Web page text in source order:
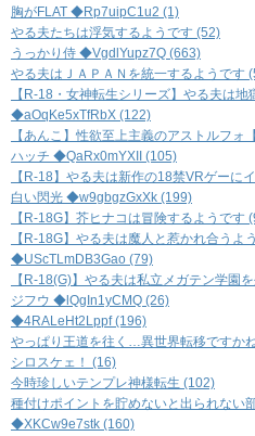
胸がFLAT ◆Rp7uipC1u2 (1)
やる夫たちは浮気するようです (52)
うっかり侍 ◆VgdlYupz7Q (663)
やる夫はＪＡＰＡＮを統一するようです
【R-18・女神転生シリーズ】やる夫は地
◆aOqKe5xTfRbX (122)
【あんこ】性欲至上主義のアストルフォ
ハッチ ◆QaRx0mYXII (105)
【R-18】やる夫は新作の18禁VRゲーに
白い閃光 ◆w9gbgzGxXk (199)
【R-18G】芥ヒナコは冒険するようです
【R-18G】やる夫は魔人と惹かれ合うよ
◆UScTLmDB3Gao (79)
【R-18(G)】やる夫は私立メガテン学園
ジフウ ◆lQgIn1yCMQ (26)
◆4RALeHt2Lppf (196)
やっぱり王道を往く…異世界転移ですか
シロスケェ！ (16)
今時珍しいテンプレ神様転生 (102)
種付けポイントを貯めないと出られない
◆XKCw9e7stk (160)